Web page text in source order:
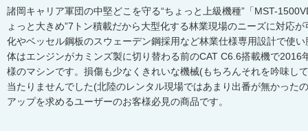
諸岡キャリア軍団の中堅どこを守る“ちょっと上級機種”「MST-
ょっと大きめ”7トン積載だから大型化する林業現場のニーズに対応
化やベッセル鋼板のスウェーデン鋼採用など林業仕様専用設計で使
体はエンジンがカミンズ製に切り替わる前のCAT C6.6搭載機で
様のマシンです。損傷も少なくきれいな機械(もちろんそれを吟味し
当たりませんでした(北陸のレンタル現場ではあまり出番が無かった
アップを求めるユーザーのお客様必見の商品です。